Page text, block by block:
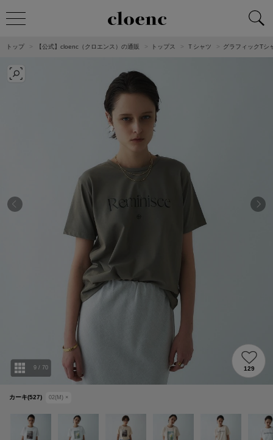
トップ 【公式】cloenc（クロエンス）の通販 トップス Ｔシャツ グラフィックTシ
カーキ(527) 02(M) ×
9 / 70 129